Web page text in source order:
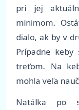
pri jej
minimom.
dialo, ak by v
Prípadne keby
treťom. Na
mohla veľa
Natálka po